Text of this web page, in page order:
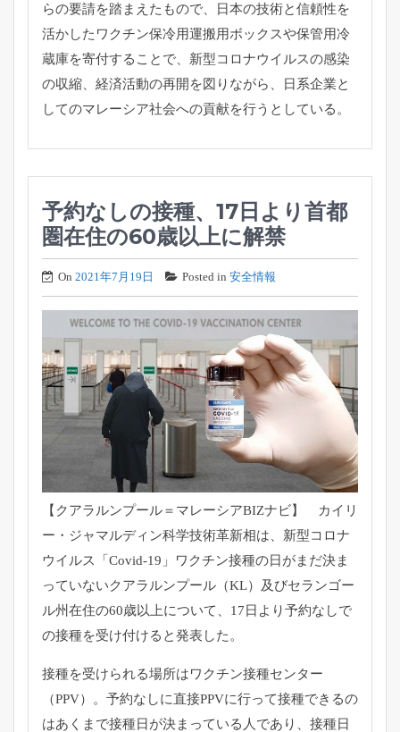
らの要請を踏まえたもので、
日本の技術と信頼性を
活かしたワクチン保冷用運搬用ボックスや保管用冷
蔵庫を寄付することで、新型コロナウイルスの感染
の収縮、 経済活動の再開を図りながら、
日系企業と
してのマレーシア社会への貢献を行うとしている。
予約なしの接種、17日より首都
圏在住の60歳以上に解禁
On 2021年7月19日 Posted in 安全情報
【クアラルンプール＝マレーシアBIZナビ】 カイリ
ー・ジャマルディン科学技術革新相は、 新型コロナ
ウイルス「Covid-19」
ワクチン接種の日がまだ決ま
っていないクアラルンプール（KL）
及びセランゴー
ル州在住の60歳以上について、 17日より予約なしで
の接種を受け付けると発表した。
接種を受けられる場所はワクチン接種センター
（PPV）。 予約なしに直接PPVに行って接種できるの
はあくまで接種日が決まっている人であり、 接種日